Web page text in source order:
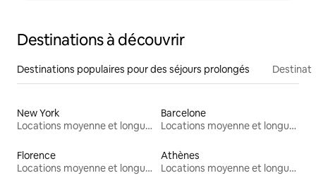
Destinations à découvrir
Destinations populaires pour des séjours prolongés
New York
Locations moyenne et longue durée
Barcelone
Locations moyenne et longue durée
Florence
Locations moyenne et longue durée
Athènes
Locations moyenne et longue durée